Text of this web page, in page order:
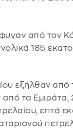
από τον
185
εξήλθαν
τα Εμιράτα,
επτά